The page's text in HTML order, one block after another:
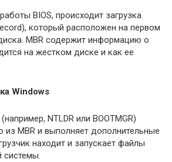
BIOS, происходит загрузка
который расположен на первом
MBR содержит информацию о
на жестком диске и как ее
Windows
NTLDR или BOOTMGR)
MBR и выполняет дополнительные
находит и запускает файлы
системы.